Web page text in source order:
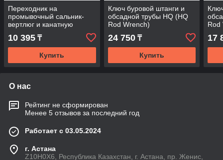
Переходник на
промывочный сальник-
вертлюг и канатную
буровую штангу HQ/JS25K
(Adaptor HQ/JS25K)
10 395 ₸
Купить
Ключ буровой штанги и
обсадной трубы HQ (HQ
Rod Wrench)
24 750₸
Купить
Rod
17
О нас
Рейтинг не сформирован
Менее 5 отзывов за последний год
Работает с 03.05.2024
г. Астана
Z10H0X6, Республика Казахстан, г. Астана, пр. Женис,